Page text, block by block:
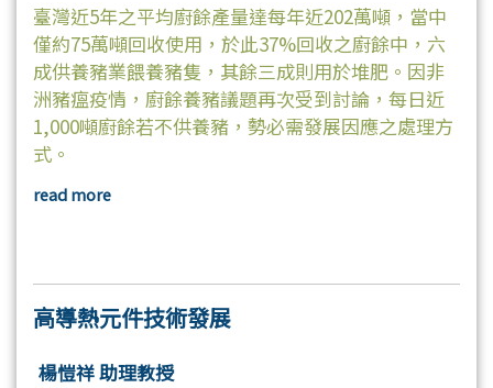
臺灣近5年之平均廚餘產量達每年近202萬噸，當中
僅約75萬噸回收使用，於此37%回收之廚餘中，六
成供養豬業餵養豬隻，其餘三成則用於堆肥。因非
洲豬瘟疫情，廚餘養豬議題再次受到討論，每日近
1,000噸廚餘若不供養豬，勢必需發展因應之處理方
式。
read more
高導熱元件技術發展
楊愷祥 助理教授